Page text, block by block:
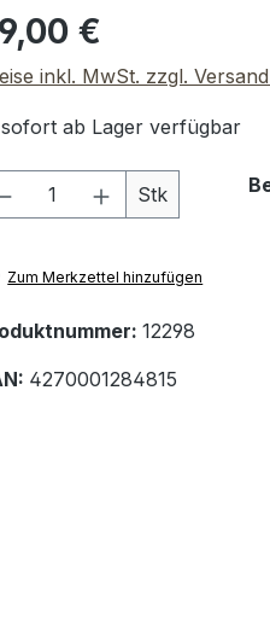
Preis:
€
inkl. MwSt. zzgl.
sofort ab Lager verfügbar
Anzahl:
Stk
Zum Merkzettel hinzufügen
12298
4270001284815